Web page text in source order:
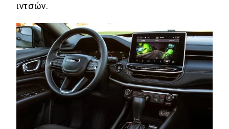
Test Drive
Δοκιμή
Αποστολή
Συγκρίνουμε
Αγώνες
ιντσών.